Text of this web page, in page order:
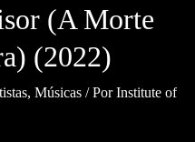
(A Morte
(2022)
, Músicas / PorInstitute of